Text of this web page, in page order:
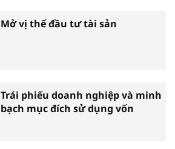
Mở vị thế đầu tư tài sản
Trái phiếu doanh nghiệp và minh
bạch mục đích sử dụng vốn